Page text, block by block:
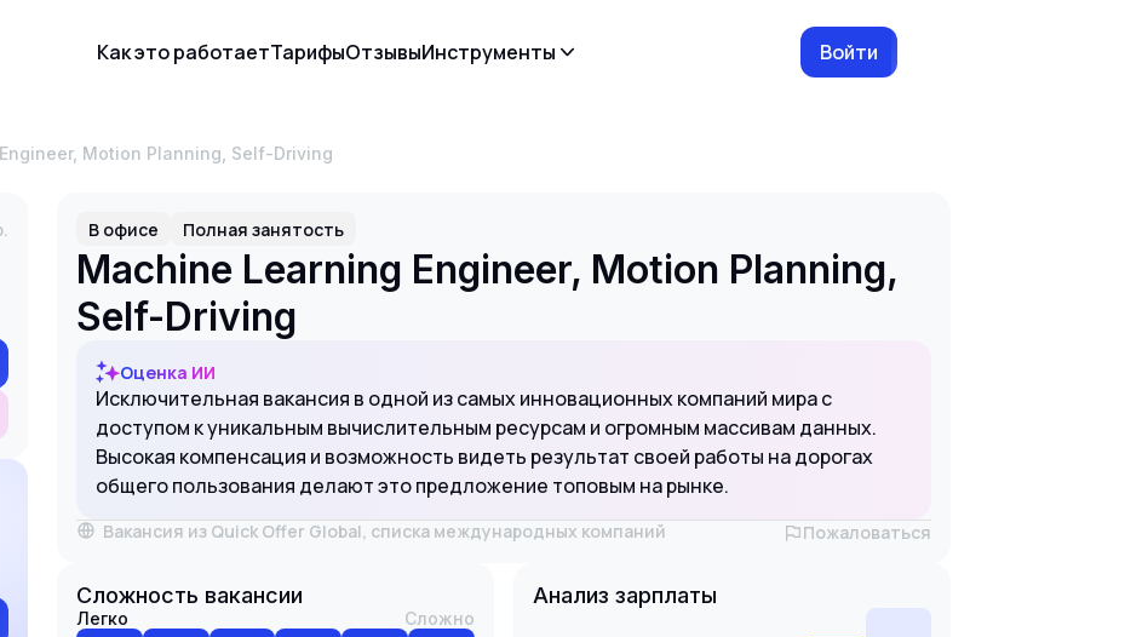
Как это работаетТарифыОтзывыИнструменты Войти
Engineer, Motion Planning, Self-Driving
В офисе Полная занятость
Machine Learning Engineer, Motion Planning,
Self-Driving
Оценка ИИ
Исключительная вакансия в одной из самых инновационных компаний мира с
доступом к уникальным вычислительным ресурсам и огромным массивам данных.
Высокая компенсация и возможность видеть результат своей работы на дорогах
общего пользования делают это предложение топовым на рынке.
Вакансия из Quick Offer Global, списка международных компаний Пожаловаться
Сложность вакансии
Легко Сложно
Анализ зарплаты